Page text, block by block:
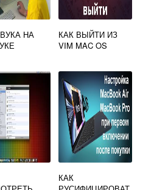
НА
КАК ВЫЙТИ ИЗ
VIM MAC OS
КАК